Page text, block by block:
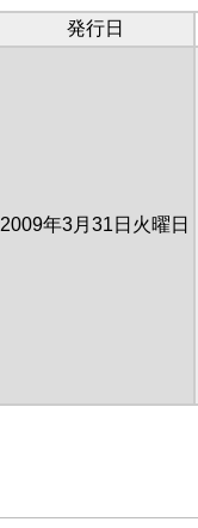
発行日
2009年3月31日火曜日